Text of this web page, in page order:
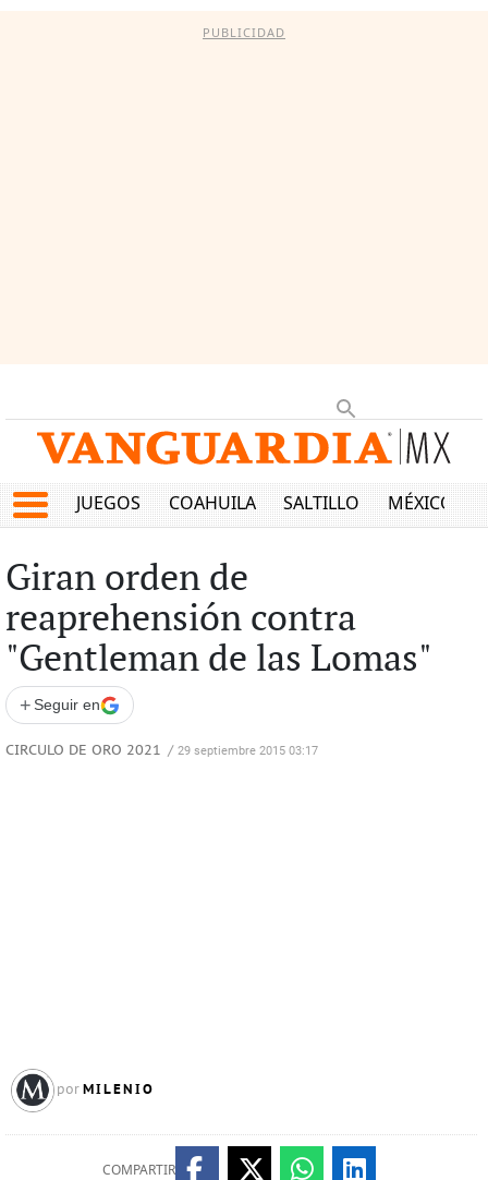
PUBLICIDAD
JUEGOS COAHUILA SALTILLO MÉXICO
Giran orden de
reaprehensión contra
"Gentleman de las Lomas"
+ Seguir en
CIRCULO DE ORO 2021 / 29 septiembre 2015 03:17
por MILENIO
COMPARTIR